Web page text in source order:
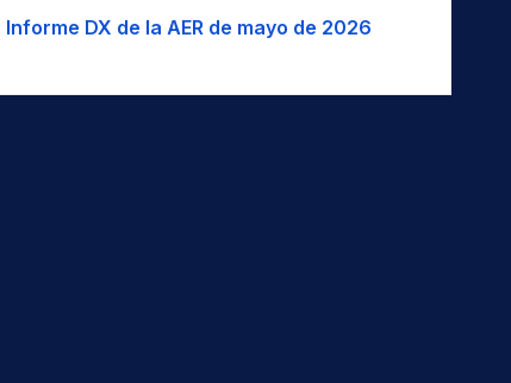
Informe DX de la AER de mayo de 2026